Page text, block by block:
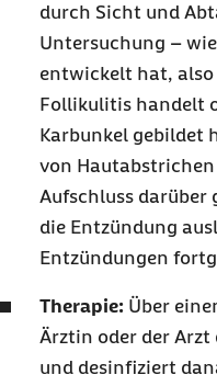
durch Sicht und
Untersuchung –
entwickelt hat, also
Follikulitis handelt
Karbunkel gebildet
von
Aufschluss darüber
die Entzündung
Entzündungen
Therapie: Über
Ärztin oder der
und desinfiziert